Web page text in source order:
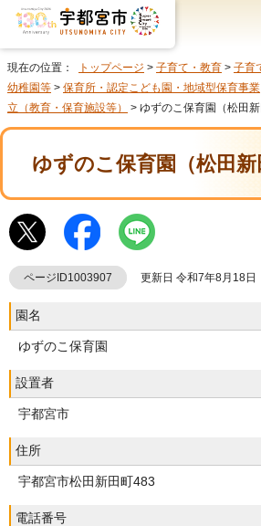
現在の位置： トップページ > 子育て・教育 > 子育
幼稚園等 > 保育所・認定こども園・地域型保育事業
立（教育・保育施設等）
> ゆずのこ保育園（松田新
ゆずのこ保育園（松田
ページID1003907 更新日 令和7年8月18日
園名
ゆずのこ保育園
設置者
宇都宮市
住所
宇都宮市松田新田町483
電話番号